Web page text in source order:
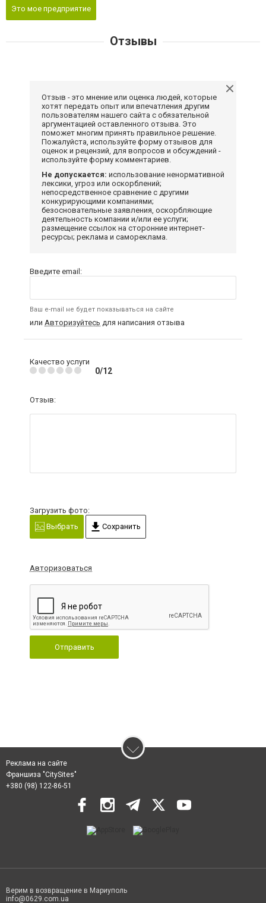
Это мое предприятие
Отзывы
Отзыв - это мнение или оценка людей, которые
хотят передать опыт или впечатления другим
пользователям нашего сайта с обязательной
аргументацией оставленного отзыва. Это
поможет многим принять правильное решение.
Пожалуйста, используйте форму отзывов для
оценок и рецензий, для вопросов и обсуждений -
используйте форму комментариев.
Не допускается: использование ненормативной
лексики, угроз или оскорблений;
непосредственное сравнение с другими
конкурирующими компаниями;
безосновательные заявления, оскорбляющие
деятельность компании и/или ее услуги;
размещение ссылок на сторонние интернет-
ресурсы; реклама и самореклама.
Введите email:
Ваш e-mail не будет показываться на сайте
или Авторизуйтесь для написания отзыва
Качество услуги
0/12
Отзыв:
Загрузить фото:
Выбрать
Сохранить
Авторизоваться
Отправить
Реклама на сайте
Франшиза "CitySites"
+380 (98) 122-86-51
Верим в возвращение в Мариуполь
info@0629.com.ua